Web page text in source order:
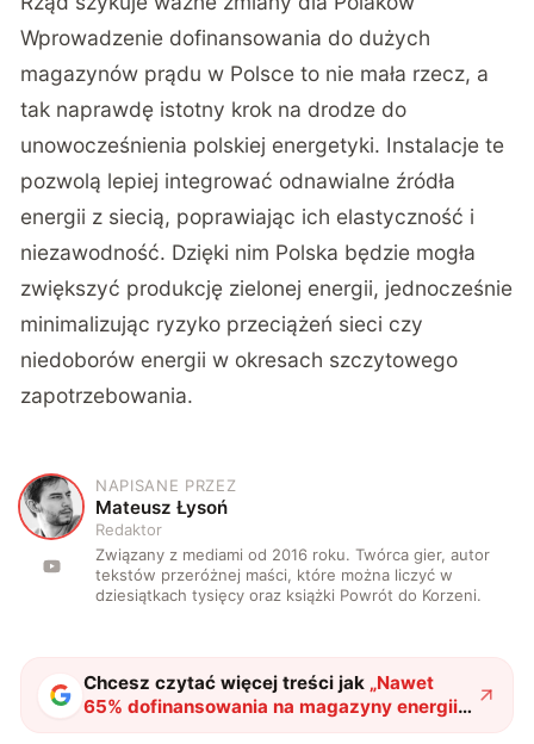
Wprowadzenie dofinansowania do dużych
magazynów prądu w Polsce to nie mała rzecz, a
tak naprawdę istotny krok na drodze do
unowocześnienia polskiej energetyki. Instalacje te
pozwolą lepiej integrować odnawialne źródła
energii z siecią, poprawiając ich elastyczność i
niezawodność. Dzięki nim Polska będzie mogła
zwiększyć produkcję zielonej energii, jednocześnie
minimalizując ryzyko przeciążeń sieci czy
niedoborów energii w okresach szczytowego
zapotrzebowania.
M
NAPISANE PRZEZ
Mateusz Łysoń
Redaktor
Związany z mediami od 2016 roku. Twórca gier, autor
tekstów przeróżnej maści, które można liczyć w
dziesiątkach tysięcy oraz książki Powrót do Korzeni.
Chcesz czytać więcej treści jak „Nawet
65% dofinansowania na magazyny energii.
Rząd przedstawia plan modernizacji"?